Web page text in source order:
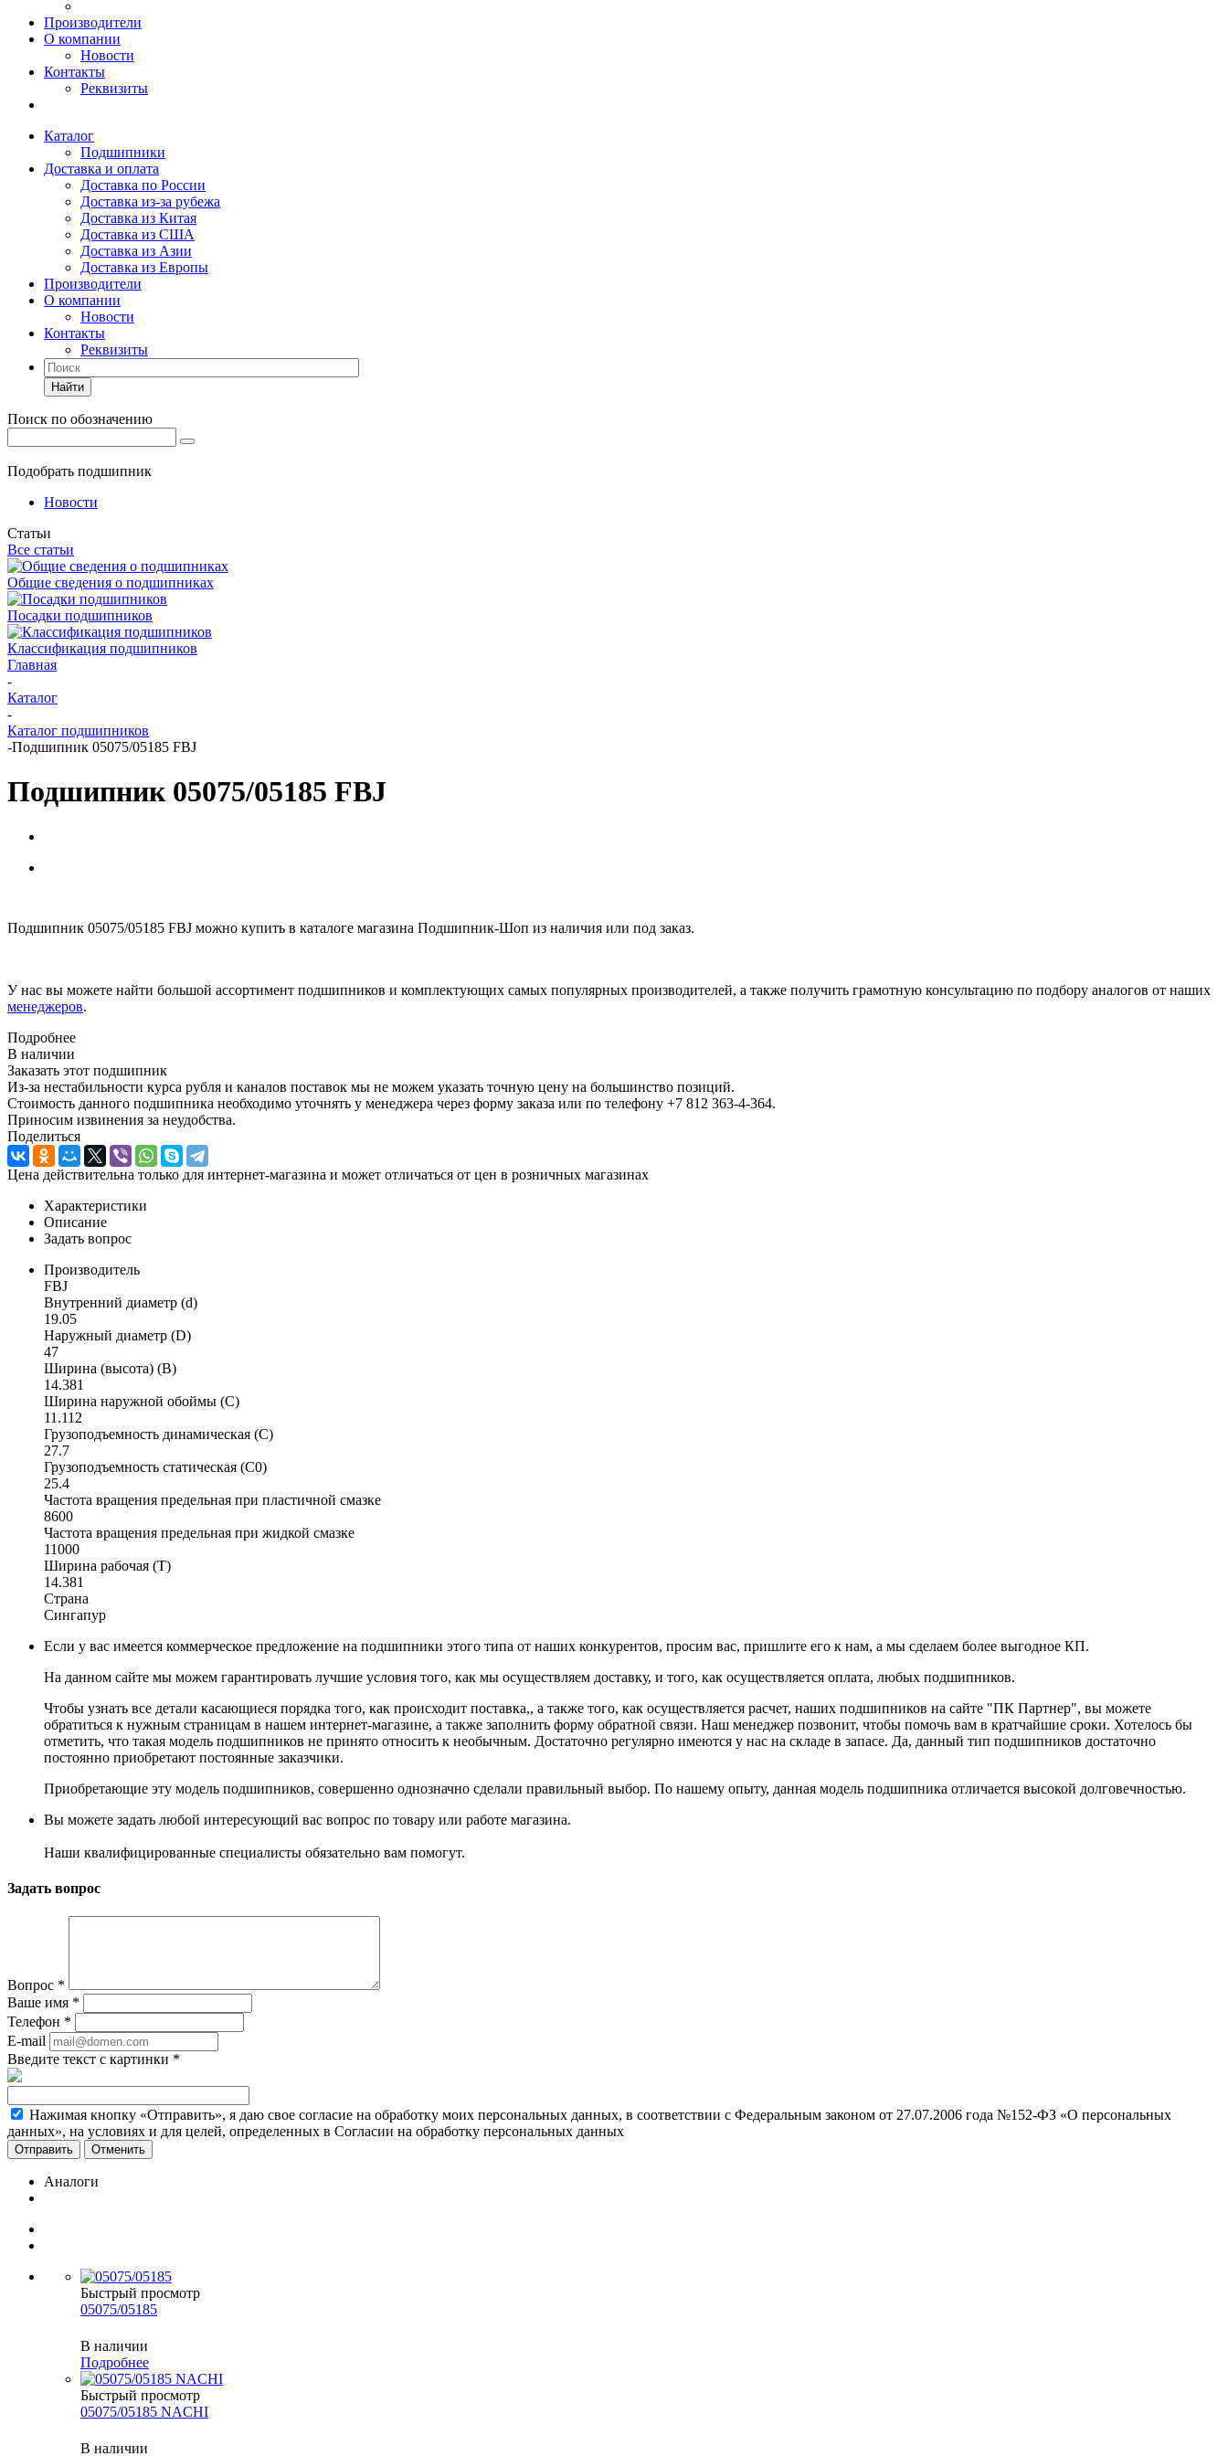
Производители
О компании
Новости
Контакты
Реквизиты
Каталог
Подшипники
Доставка и оплата
Доставка по России
Доставка из-за рубежа
Доставка из Китая
Доставка из США
Доставка из Азии
Доставка из Европы
Производители
О компании
Новости
Контакты
Реквизиты
Найти
Поиск по обозначению
Подобрать подшипник
Новости
Статьи
Все статьи
Общие сведения о подшипниках
Посадки подшипников
Классификация подшипников
Главная
-
Каталог
-
Каталог подшипников
-Подшипник 05075/05185 FBJ
Подшипник 05075/05185 FBJ
Подшипник 05075/05185 FBJ можно купить в каталоге магазина Подшипник-Шоп из наличия или под заказ.
У нас вы можете найти большой ассортимент подшипников и комплектующих самых популярных производителей, а также получить грамотную консультацию по подбору аналогов от наших
менеджеров.
Подробнее
В наличии
Заказать этот подшипник
Из-за нестабильности курса рубля и каналов поставок мы не можем указать точную цену на большинство позиций.
Стоимость данного подшипника необходимо уточнять у менеджера через форму заказа или по телефону +7 812 363-4-364.
Приносим извинения за неудобства.
Поделиться
Цена действительна только для интернет-магазина и может отличаться от цен в розничных магазинах
Характеристики
Описание
Задать вопрос
Производитель
FBJ
Внутренний диаметр (d)
19.05
Наружный диаметр (D)
47
Ширина (высота) (B)
14.381
Ширина наружной обоймы (C)
11.112
Грузоподъемность динамическая (C)
27.7
Грузоподъемность статическая (C0)
25.4
Частота вращения предельная при пластичной смазке
8600
Частота вращения предельная при жидкой смазке
11000
Ширина рабочая (T)
14.381
Страна
Сингапур
Если у вас имеется коммерческое предложение на подшипники этого типа от наших конкурентов, просим вас, пришлите его к нам, а мы сделаем более выгодное КП.
На данном сайте мы можем гарантировать лучшие условия того, как мы осуществляем доставку, и того, как осуществляется оплата, любых подшипников.
Чтобы узнать все детали касающиеся порядка того, как происходит поставка,, а также того, как осуществляется расчет, наших подшипников на сайте "ПК Партнер", вы можете
обратиться к нужным страницам в нашем интернет-магазине, а также заполнить форму обратной связи. Наш менеджер позвонит, чтобы помочь вам в кратчайшие сроки. Хотелось бы
отметить, что такая модель подшипников не принято относить к необычным. Достаточно регулярно имеются у нас на складе в запасе. Да, данный тип подшипников достаточно
постоянно приобретают постоянные заказчики.
Приобретающие эту модель подшипников, совершенно однозначно сделали правильный выбор. По нашему опыту, данная модель подшипника отличается высокой долговечностью.
Вы можете задать любой интересующий вас вопрос по товару или работе магазина.
Наши квалифицированные специалисты обязательно вам помогут.
Задать вопрос
Вопрос *
Ваше имя *
Телефон *
E-mail
Введите текст с картинки *
Нажимая кнопку «Отправить», я даю свое согласие на обработку моих персональных данных, в соответствии с Федеральным законом от 27.07.2006 года №152-ФЗ «О персональных
данных», на условиях и для целей, определенных в Согласии на обработку персональных данных
Отменить
Аналоги
Быстрый просмотр
05075/05185
В наличии
Подробнее
Быстрый просмотр
05075/05185 NACHI
В наличии